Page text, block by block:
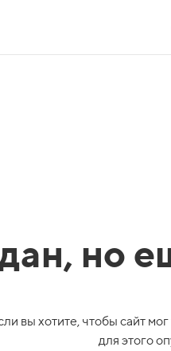
но
вы хотите, чтобы сайт
для этого